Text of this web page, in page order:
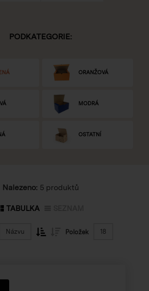
PODKATEGORIE:
ORANŽOVÁ
MODRÁ
OSTATNÍ
Nalezeno: 5 produktů
TABULKA
Názvu Položek 18